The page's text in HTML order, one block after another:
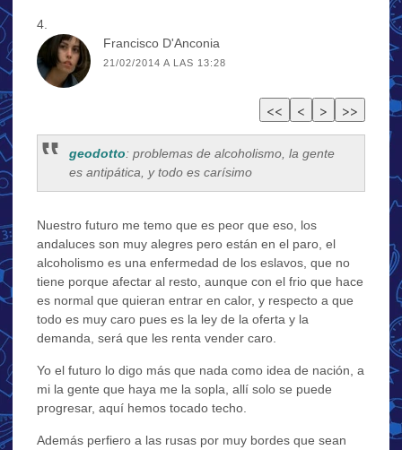
Francisco D'Anconia
21/02/2014 A LAS 13:28
geodotto: problemas de alcoholismo, la gente
es antipática, y todo es carísimo
Nuestro futuro me temo que es peor que eso, los
andaluces son muy alegres pero están en el paro, el
alcoholismo es una enfermedad de los eslavos, que no
tiene porque afectar al resto, aunque con el frio que hace
es normal que quieran entrar en calor, y respecto a que
todo es muy caro pues es la ley de la oferta y la
demanda, será que les renta vender caro.
Yo el futuro lo digo más que nada como idea de nación, a
mi la gente que haya me la sopla, allí solo se puede
progresar, aquí hemos tocado techo.
Además perfiero a las rusas por muy bordes que sean